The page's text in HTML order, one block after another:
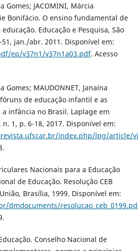
Gomes; JACOMINI, Márcia
Bonifácio. O ensino fundamental de
Educação e Pesquisa, São
51, jan./abr. 2011. Disponível em:
ep/v37n1/v37n1a03.pdf. Acesso
Gomes; MAUDONNET, Janaína
de educação infantil e as
infância no Brasil. Laplage em
n. 1, p. 6-18, 2017. Disponível em:
index.php/lpg/article/
Nacionais para a Educação
de Educação. Resolução CEB
Brasília, 1999. Disponível em:
dmdocuments/
Conselho Nacional de